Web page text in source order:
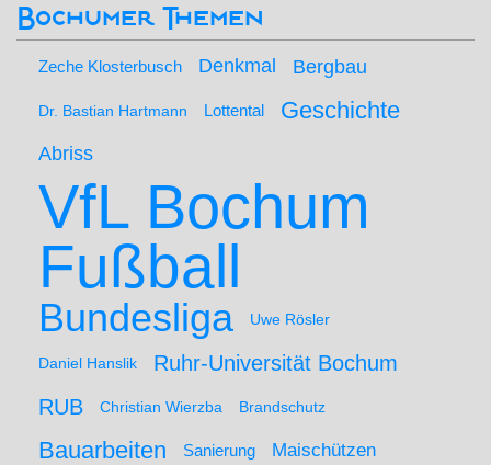
Bochumer Themen
Zeche Klosterbusch Denkmal Bergbau
Dr. Bastian Hartmann Lottental Geschichte
Abriss
VfL Bochum
Fußball
Bundesliga Uwe Rösler
Daniel Hanslik
Ruhr-Universität Bochum
RUB
Christian Wierzba Brandschutz
Bauarbeiten Sanierung
Maischützen